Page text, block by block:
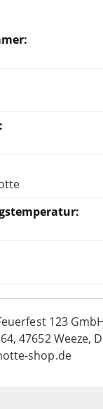
123
47652 Weeze,
shop.de